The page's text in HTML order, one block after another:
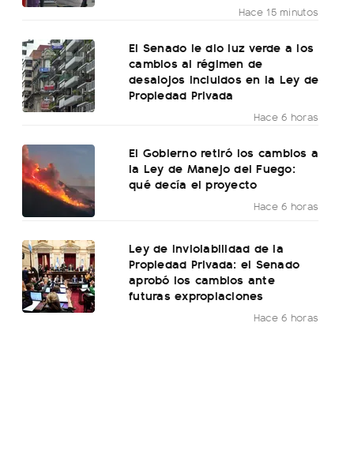
Hace 15 minutos
El Senado le dio luz verde a los
cambios al régimen de
desalojos incluidos en la Ley de
Propiedad Privada
Hace 6 horas
El Gobierno retiró los cambios a
la Ley de Manejo del Fuego:
qué decía el proyecto
Hace 6 horas
Ley de Inviolabilidad de la
Propiedad Privada: el Senado
aprobó los cambios ante
futuras expropiaciones
Hace 6 horas